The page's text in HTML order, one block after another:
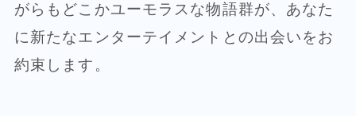
がらもどこかユーモラスな物語群が、あなた
に新たなエンターテイメントとの出会いをお
約束します。